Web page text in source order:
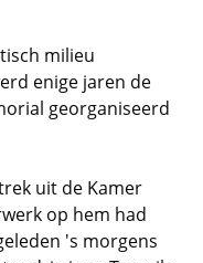
milieu
enige jaren de
georganiseerd
uit de Kamer
op hem had
's morgens